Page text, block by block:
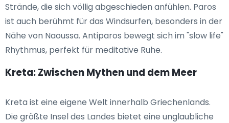
Strände, die sich völlig abgeschieden anfühlen. Paros
ist auch berühmt für das Windsurfen, besonders in der
Nähe von Naoussa. Antiparos bewegt sich im "slow life"
Rhythmus, perfekt für meditative Ruhe.
Kreta: Zwischen Mythen und dem Meer
Kreta ist eine eigene Welt innerhalb Griechenlands.
Die größte Insel des Landes bietet eine unglaubliche